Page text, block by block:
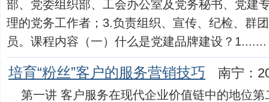
部、党委组织部、工会办公室及党务秘书、党建
理的党务工作者；3.负责组织、宣传、纪检、群
员。课程内容（一）什么是党建品牌建设？1.......
培育“粉丝”客户的服务营销技巧 南宁：
第一讲 客户服务在现代企业价值链中的地位